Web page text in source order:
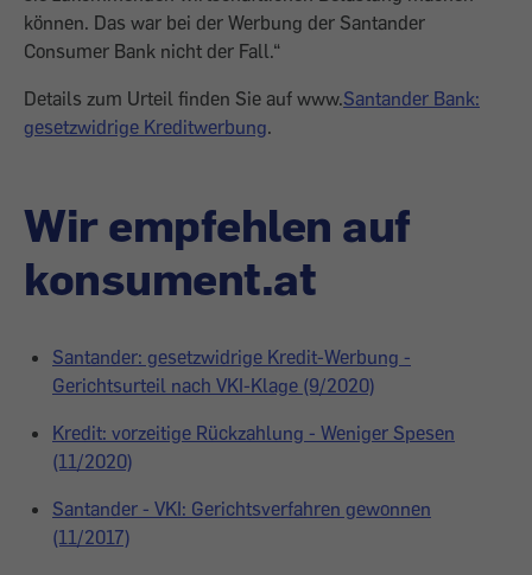
können. Das war bei der Werbung der Santander
Consumer Bank nicht der Fall.“
Details zum Urteil finden Sie auf www.Santander Bank:
gesetzwidrige Kreditwerbung.
Wir empfehlen auf
konsument.at
Santander: gesetzwidrige Kredit-Werbung -
Gerichtsurteil nach VKI-Klage (9/2020)
Kredit: vorzeitige Rückzahlung - Weniger Spesen
(11/2020)
Santander - VKI: Gerichtsverfahren gewonnen
(11/2017)